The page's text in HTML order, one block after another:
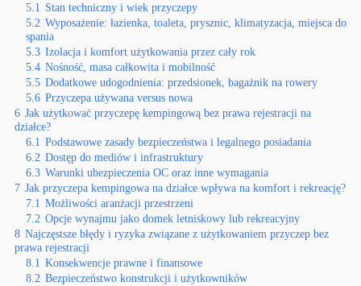
5.1 Stan techniczny i wiek przyczepy
5.2 Wyposażenie: łazienka, toaleta, prysznic, klimatyzacja, miejsca do
spania
5.3 Izolacja i komfort użytkowania przez cały rok
5.4 Nośność, masa całkowita i mobilność
5.5 Dodatkowe udogodnienia: przedsionek, bagażnik na rowery
5.6 Przyczepa używana versus nowa
6 Jak użytkować przyczepę kempingową bez prawa rejestracji na
działce?
6.1 Podstawowe zasady bezpieczeństwa i legalnego posiadania
6.2 Dostęp do mediów i infrastruktury
6.3 Warunki ubezpieczenia OC oraz inne wymagania
7 Jak przyczepa kempingowa na działce wpływa na komfort i rekreację?
7.1 Możliwości aranżacji przestrzeni
7.2 Opcje wynajmu jako domek letniskowy lub rekreacyjny
8 Najczęstsze błędy i ryzyka związane z użytkowaniem przyczep bez
prawa rejestracji
8.1 Konsekwencje prawne i finansowe
8.2 Bezpieczeństwo konstrukcji i użytkowników